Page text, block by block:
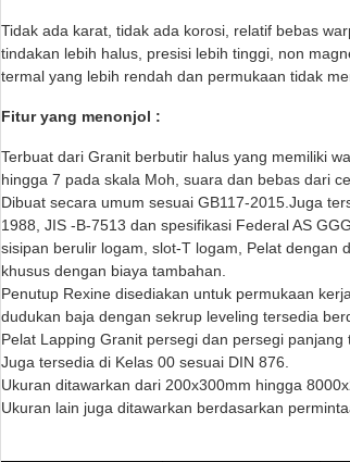
Tidak ada karat, tidak ada korosi, relatif bebas
tindakan lebih halus, presisi lebih tinggi, non
termal yang lebih rendah dan permukaan tidak
Fitur yang menonjol :
Terbuat dari Granit berbutir halus yang memiliki
hingga 7 pada skala Moh, suara dan bebas dari
Dibuat secara umum sesuai GB117-2015.Juga
1988, JIS -B-7513 dan spesifikasi Federal AS
sisipan berulir logam, slot-T logam, Pelat dengan
khusus dengan biaya tambahan.
Penutup Rexine disediakan untuk permukaan
dudukan baja dengan sekrup leveling tersedia
Pelat Lapping Granit persegi dan persegi panjang
Juga tersedia di Kelas 00 sesuai DIN 876.
Ukuran ditawarkan dari 200x300mm hingga
Ukuran lain juga ditawarkan berdasarkan